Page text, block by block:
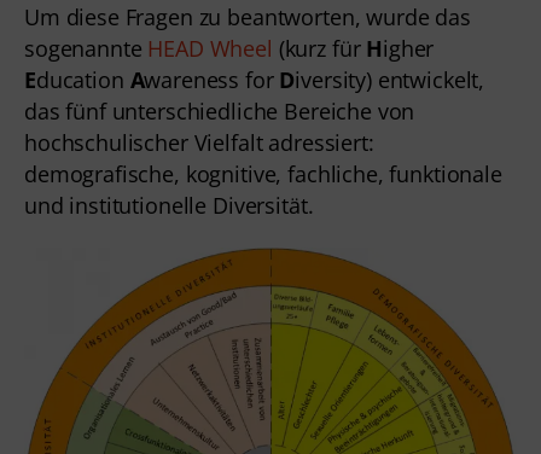
Um diese Fragen zu beantworten, wurde das
sogenannte HEAD Wheel (kurz für Higher
Education Awareness for Diversity) entwickelt,
das fünf unterschiedliche Bereiche von
hochschulischer Vielfalt adressiert:
demografische, kognitive, fachliche, funktionale
und institutionelle Diversität.